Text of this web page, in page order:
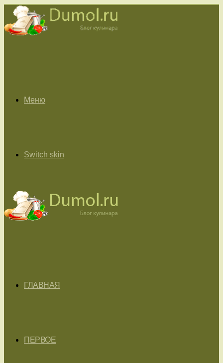
Меню
Switch skin
ГЛАВНАЯ
ПЕРВОЕ